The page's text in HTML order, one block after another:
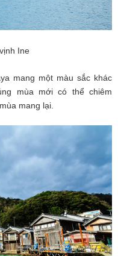
Ine
mang một màu sắc khác
mùa mới có thể chiêm
mang lại.